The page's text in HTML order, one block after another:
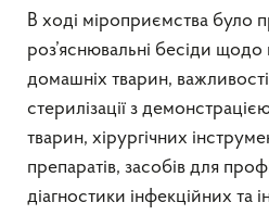
В ході міроприємства було
роз’яснювальні бесіди
домашніх тварин,
стерилізації з
тварин, хірургічних
препаратів, засобів для
діагностики інфекційних та